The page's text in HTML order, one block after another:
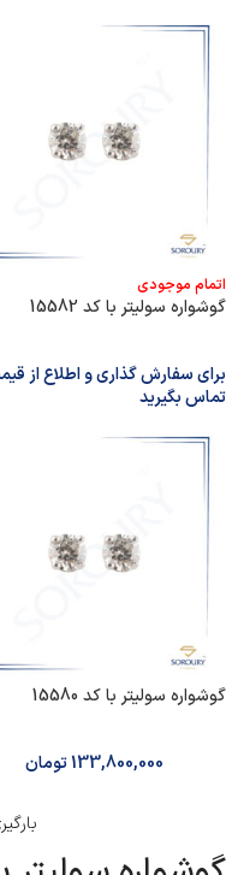
اتمام موجودی
گوشواره سولیتر با کد 15582
برای سفارش گذاری و اطلاع از
تماس بگیرید
گوشواره سولیتر با کد 15580
133,800,000تومان